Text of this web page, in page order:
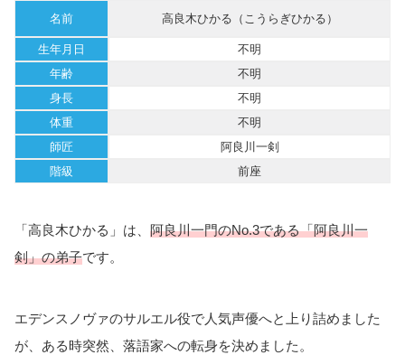
名前 高良木ひかる（こうらぎひかる）
生年月日
不明
年齢
不明
身長
不明
体重
不明
師匠
阿良川一剣
階級
前座
「高良木ひかる」は、 阿良川一門のNo.3である「阿良川一
剣」の弟子です。
エデンスノヴァのサルエル役で人気声優へと上り詰めました
が、ある時突然、落語家への転身を決めました。